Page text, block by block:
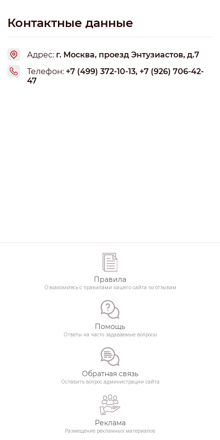
Контактные данные
Адрес: г. Москва, проезд Энтузиастов, д.7
Телефон: +7 (499) 372-10-13, +7 (926) 706-42-
47
Правила
Ознакомьтесь с правилами нашего сайта по отзывам
Помощь
Ответы на часто задаваемые вопросы
Обратная связь
Оставить вопрос администрации сайта
Реклама
Размещение рекламных материалов